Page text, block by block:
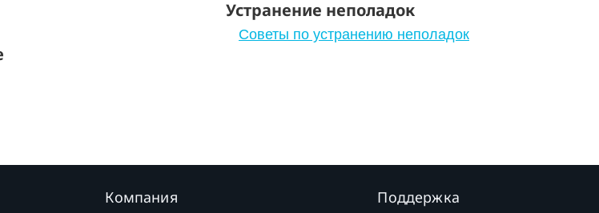
Устранение неполадок
Советы по устранению неполадок
Компания Поддержка